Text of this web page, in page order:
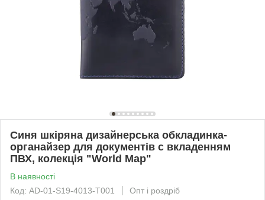
Синя шкіряна дизайнерська обкладинка-
органайзер для документів c вкладенням
ПВХ, колекція "World Map"
В наявності
Код: AD-01-S19-4013-T001
Опт і роздріб